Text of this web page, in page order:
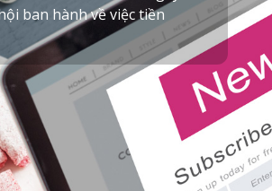
ban hành về việc tiền